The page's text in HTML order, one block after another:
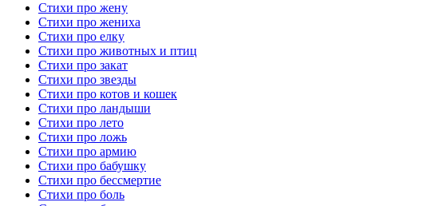
Стихи про жену
Стихи про жениха
Стихи про елку
Стихи про животных и птиц
Стихи про закат
Стихи про звезды
Стихи про котов и кошек
Стихи про ландыши
Стихи про лето
Стихи про ложь
Стихи про армию
Стихи про бабушку
Стихи про бессмертие
Стихи про боль